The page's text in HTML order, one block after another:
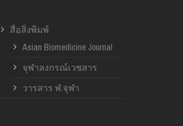
สื่อสิ่งพิมพ์
Asian Biomedicine Journal
จุฬาลงกรณ์เวชสาร
วารสาร ฬ.จุฬา